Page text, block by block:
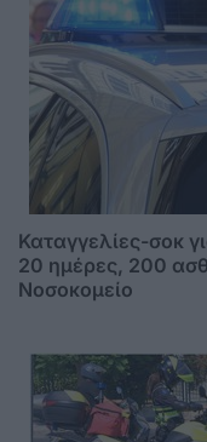
Καταγγελίες-σοκ
20 ημέρες, 200
Νοσοκομείο